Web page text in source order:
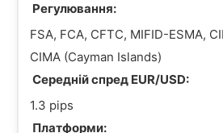
Регулювання:
FSA, FCA, CFTC, MIFID-ESMA,
CIMA (Cayman Islands)
Середній спред EUR/USD:
1.3 pips
Платформи: